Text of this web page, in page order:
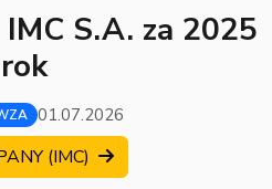
S.A. za 2025
rok
01.07.2026
(IMC)